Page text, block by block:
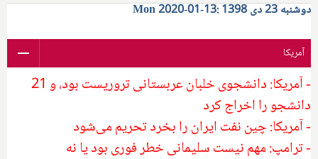
دوشنبه 23 دی 1398 :13-01-2020 Mon
آمریکا
- آمریکا: دانشجوی خلبان عربستانی تروریست بود، و 21
دانشجو را اخراج کرد
- آمریکا: چین نفت ایران را بخرد تحریم می‌شود
- ترامپ: مهم نیست سلیمانی خطر فوری بود یا نه